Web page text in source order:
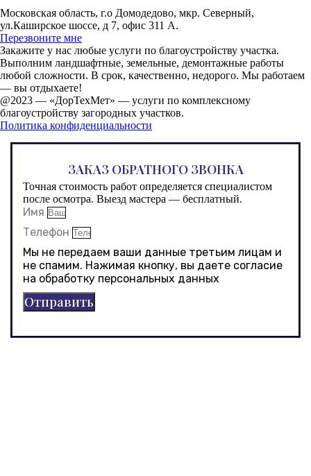
Московская область, г.о Домодедово, мкр. Северный,
ул.Каширское шоссе, д 7, офис 311 А.
Перезвоните мне
Закажите у нас любые услуги по благоустройству участка.
Выполним ландшафтные, земельные, демонтажные работы
любой сложности. В срок, качественно, недорого. Мы работаем
— вы отдыхаете!
@2023 — «ДорТехМет» — услуги по комплексному
благоустройству загородных участков.
Политика конфиденциальности
ЗАКАЗ ОБРАТНОГО ЗВОНКА
Точная стоимость работ определяется специалистом
после осмотра. Выезд мастера — бесплатный.
Имя
Телефон
Мы не передаем ваши данные третьим лицам и
не спамим. Нажимая кнопку, вы даете согласие
на обработку персональных данных
Отправить